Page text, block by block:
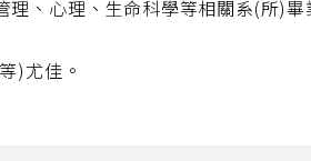
理、心理、生命科學等相關系(所)畢
)尤佳。